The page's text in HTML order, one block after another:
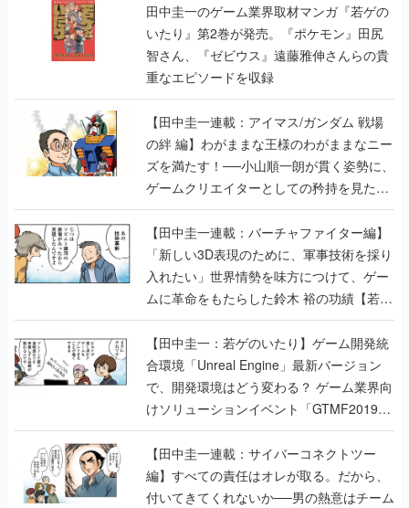
田中圭一のゲーム業界取材マンガ『若ゲの
いたり』第2巻が発売。『ポケモン』田尻
智さん、『ゼビウス』遠藤雅伸さんらの貴
重なエピソードを収録
【田中圭一連載：アイマス/ガンダム 戦場
の絆 編】わがままな王様のわがままなニー
ズを満たす！──小山順一朗が貫く姿勢に、
ゲームクリエイターとしての矜持を見た
【若ゲのいたり最終回】
【田中圭一連載：バーチャファイター編】
「新しい3D表現のために、軍事技術を採り
入れたい」世界情勢を味方につけて、ゲー
ムに革命をもたらした鈴木 裕の功績【若ゲ
のいたり】
【田中圭一：若ゲのいたり】ゲーム開発統
合環境「Unreal Engine」最新バージョン
で、開発環境はどう変わる？ ゲーム業界向
けソリューションイベント「GTMF2019」
に行って、より理解を深めよう【PR】
【田中圭一連載：サイバーコネクトツー
編】すべての責任はオレが取る。だから、
付いてきてくれないか──男の熱意はチーム